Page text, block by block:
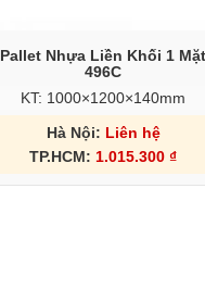
Pallet Nhựa Liền Khối 1 Mặt
496C
KT: 1000×1200×140mm
Hà Nội: Liên hệ
TP.HCM:1.015.300₫